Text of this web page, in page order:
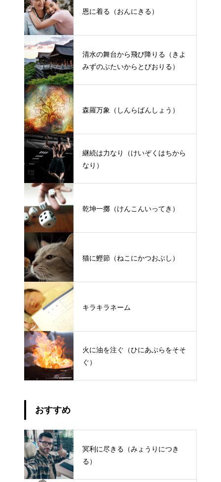
恩に着る（おんにきる）
清水の舞台から飛び降りる（きよ
みずのぶたいからとびおりる）
森羅万象（しんらばんしょう）
継続は力なり（けいぞくはちから
なり）
乾坤一擲（けんこんいってき）
猫に鰹節（ねこにかつおぶし）
キラキラネーム
火に油を注ぐ（ひにあぶらをそそ
ぐ）
おすすめ
冥利に尽きる（みょうりにつき
る）